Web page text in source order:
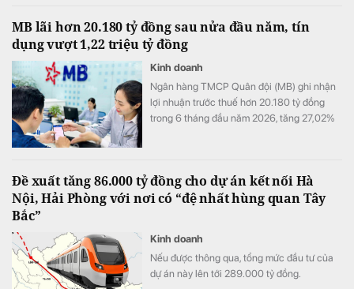
MB lãi hơn 20.180 tỷ đồng sau nửa đầu năm, tín
dụng vượt 1,22 triệu tỷ đồng
Kinh doanh
Ngân hàng TMCP Quân đội (MB) ghi nhận
lợi nhuận trước thuế hơn 20.180 tỷ đồng
trong 6 tháng đầu năm 2026, tăng 27,02%
1,74 triệu tỷ đồng.
Đề xuất tăng 86.000 tỷ đồng cho dự án kết nối Hà
Nội, Hải Phòng với nơi có “đệ nhất hùng quan Tây
Bắc”
Kinh doanh
Nếu được thông qua, tổng mức đầu tư của
dự án này lên tới 289.000 tỷ đồng.